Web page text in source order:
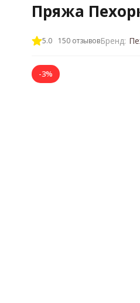
Пряжа
5.0 150 отзывовБренд:
-3%